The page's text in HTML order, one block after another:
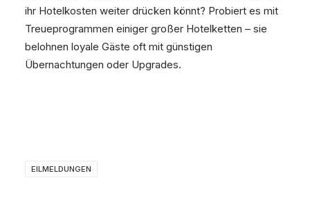
ihr Hotelkosten weiter drücken könnt? Probiert es mit
Treueprogrammen einiger großer Hotelketten – sie
belohnen loyale Gäste oft mit günstigen
Übernachtungen oder Upgrades.
EILMELDUNGEN